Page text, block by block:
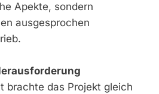
Apekte, sondern
ausgesprochen
brachte das Projekt gleich